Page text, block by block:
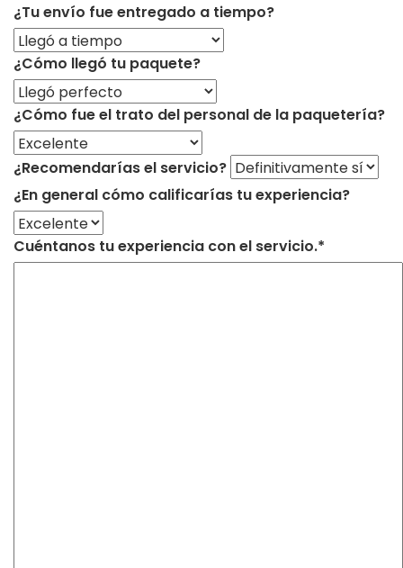
¿Tu envío fue entregado a tiempo?
¿Cómo llegó tu paquete?
¿Cómo fue el trato del personal de la paquetería?
¿Recomendarías el servicio?
¿En general cómo calificarías tu experiencia?
Cuéntanos tu experiencia con el servicio.*